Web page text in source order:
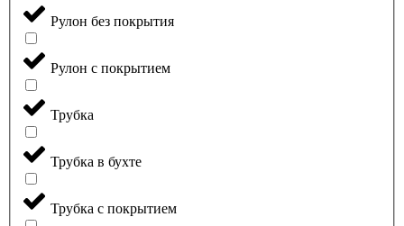
Рулон без покрытия
Рулон с покрытием
Трубка
Трубка в бухте
Трубка с покрытием